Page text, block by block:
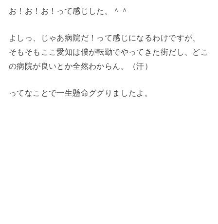
お！お！お！って感じした。＾＾
よしっ、じゃあ病院だ！って感じになるわけですが、
そもそもここ愛知は僕が転勤でやってきた街だし、どこ
の病院が良いとか全然わからん。（汗）
ってなことで一生懸命ググりましたよ。